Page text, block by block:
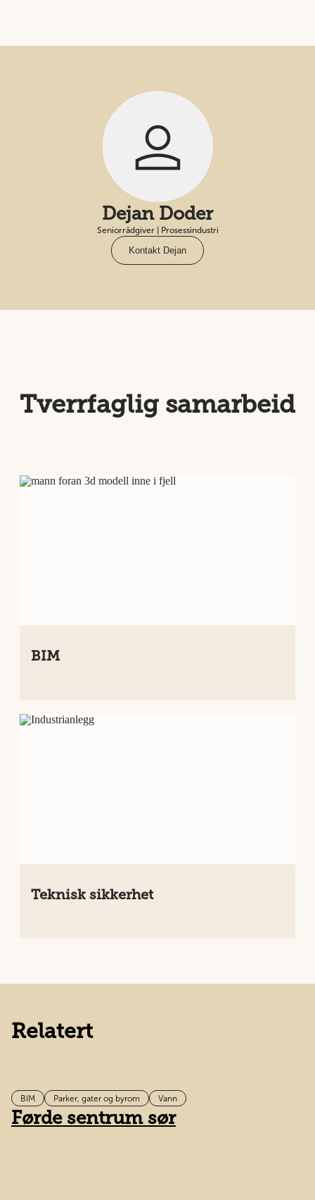
Dejan Doder
Seniorrådgiver | Prosessindustri
Kontakt Dejan
Tverrfaglig samarbeid
BIM
Teknisk sikkerhet
Relatert
BIM Parker, gater og byrom Vann
Førde sentrum sør